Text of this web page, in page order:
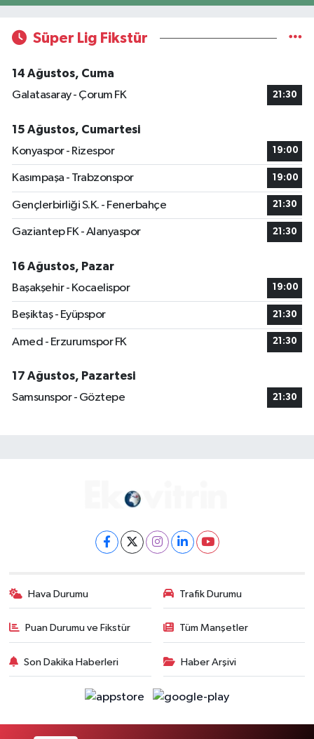
Süper Lig Fikstür
14 Ağustos, Cuma
Galatasaray - Çorum FK
21:30
15 Ağustos, Cumartesi
Konyaspor - Rizespor
19:00
Kasımpaşa - Trabzonspor 19:00
Gençlerbirliği S.K. - Fenerbahçe 21:30
Gaziantep FK - Alanyaspor 21:30
16 Ağustos, Pazar
Başakşehir - Kocaelispor
19:00
Beşiktaş - Eyüpspor 21:30
Amed - Erzurumspor FK 21:30
17 Ağustos, Pazartesi
Samsunspor - Göztepe
21:30
Hava Durumu Trafik Durumu
Puan Durumu ve Fikstür Tüm Manşetler
Son Dakika Haberleri Haber Arşivi